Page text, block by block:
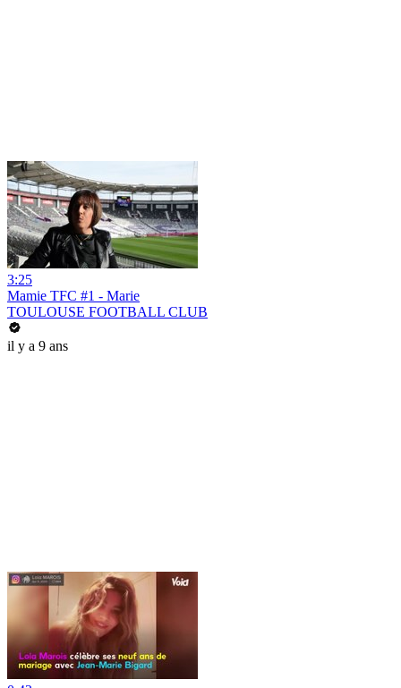
3:25
Mamie TFC #1 - Marie
TOULOUSE FOOTBALL CLUB
il y a 9 ans